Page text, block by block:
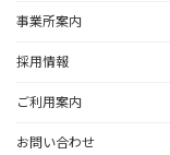
事業所案内
採用情報
ご利用案内
お問い合わせ